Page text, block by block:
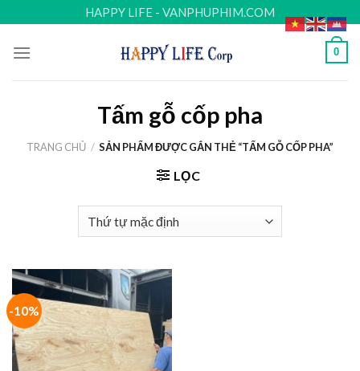
to
content
HAPPY LIFE - VANPHUPHIM.COM
0
Tấm gỗ cốp pha
TRANG CHỦ / SẢN PHẨM ĐƯỢC GẮN THẺ “TẤM GỖ CỐP PHA”
LỌC
-10%